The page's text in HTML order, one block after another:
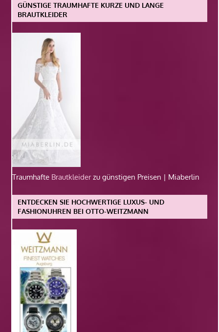
GÜNSTIGE TRAUMHAFTE KURZE UND LANGE
BRAUTKLEIDER
Traumhafte Brautkleiderzu günstigen Preisen | Miaberlin
ENTDECKEN SIE HOCHWERTIGE LUXUS- UND
FASHIONUHREN BEI OTTO-WEITZMANN